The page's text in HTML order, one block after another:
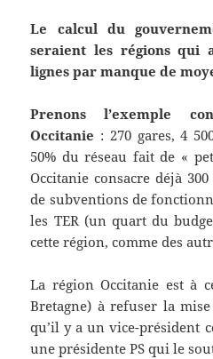
Le calcul du
seraient les régions qui
lignes par manque de
Prenonsl’exemple
Occitanie : 270 gares, 4
50% du réseau fait de «
Occitanie consacre déjà
de subventions de
les TER (un quart du
cette région, comme des
La région Occitanie est à
Bretagne) à refuser la
qu’il y a un vice-président
une présidente PS qui le